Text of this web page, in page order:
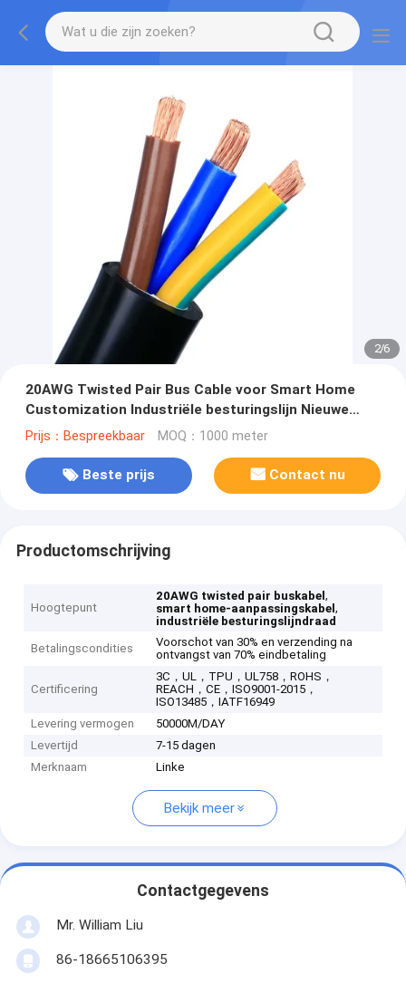
2/6
20AWG Twisted Pair Bus Cable voor Smart Home
Customization Industriële besturingslijn Nieuwe
energie oplaadstapel draad
Prijs：Bespreekbaar MOQ：1000 meter
Beste prijs Contact nu
Productomschrijving
Hoogtepunt
20AWG twisted pair buskabel,
smart home-aanpassingskabel,
industriële besturingslijndraad
Betalingscondities
Voorschot van 30% en verzending na
ontvangst van 70% eindbetaling
Certificering
3C，UL，TPU，UL758，ROHS，
REACH，CE，ISO9001-2015，
ISO13485，IATF16949
Levering vermogen
50000M/DAY
Levertijd
7-15 dagen
Merknaam
Linke
Bekijk meer
Contactgegevens
Mr. William Liu
86-18665106395